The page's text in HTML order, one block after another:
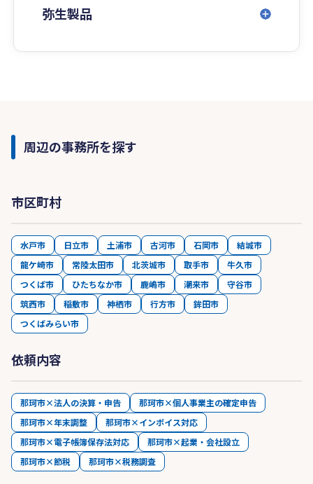
弥生製品
周辺の事務所を探す
市区町村
水戸市 日立市 土浦市 古河市 石岡市
結城市
龍ケ崎市
常陸太田市 北茨城市 取手市
牛久市
つくば市
ひたちなか市 鹿嶋市 潮来市
守谷市
筑西市
稲敷市 神栖市 行方市
鉾田市
つくばみらい市
依頼内容
那珂市×法人の決算・申告
那珂市×個人事業主の確定申告
那珂市×年末調整
那珂市×インボイス対応
那珂市×電子帳簿保存法対応
那珂市×起業・会社設立
那珂市×節税
那珂市×税務調査